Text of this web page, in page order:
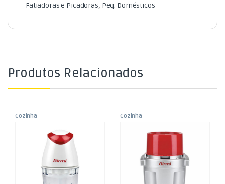
Fatiadoras e Picadoras, Peq. Domésticos
Produtos Relacionados
Cozinha
Peq. Domésticos
Cozinha
Peq. Domésticos